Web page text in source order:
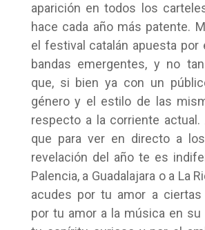
aparición en todos los
hace cada año más patente.
el festival catalán apuesta por
bandas emergentes, y no
que, si bien ya con un
género y el estilo de las
respecto a la corriente actual.
que para ver en directo a
revelación del año te es
Palencia, a Guadalajara o a La
acudes por tu amor a ciertas
por tu amor a la música en su